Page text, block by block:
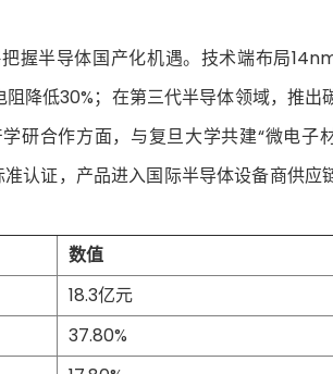
握半导体国产化机遇。技术端布局
降低30%；在第三代半导体领域，推出
研合作方面，与复旦大学共建“微电子
认证，产品进入国际半导体设备商供应
数值
18.3亿元
37.80%